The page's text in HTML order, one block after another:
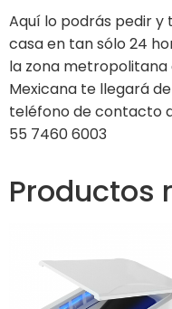
Aquí lo podrás pedir
casa en tan sólo 24
la zona metropolitana
Mexicana te llegará
teléfono de contacto
55 7460 6003
Productos